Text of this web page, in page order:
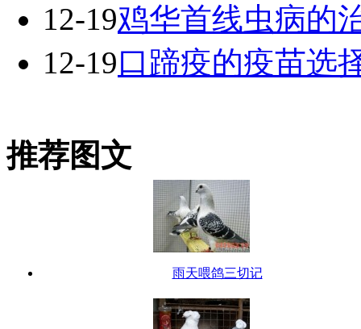
12-19鸡华首线虫病的
12-19口蹄疫的疫苗选
推荐图文
雨天喂鸽三切记